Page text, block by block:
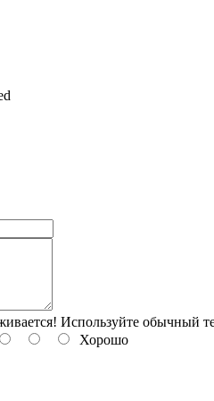
Используйте обычный
Хорошо